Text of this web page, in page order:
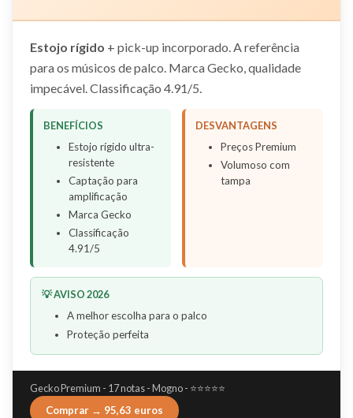
Estojo rígido + pick-up incorporado. A referência
para os músicos de palco. Marca Gecko, qualidade
impecável. Classificação 4.91/5.
BENEFÍCIOS
Estojo rígido ultra-
resistente
Captação para
amplificação
Marca Gecko
Classificação
4.91/5
DESVANTAGENS
Preços Premium
Volumoso com
tampa
💡 AVISO 2026
A melhor escolha para o palco
Proteção perfeita
Gecko Premium - 17 notas - Mogno - ⭐⭐⭐⭐⭐
Comprar → 95,63 euros